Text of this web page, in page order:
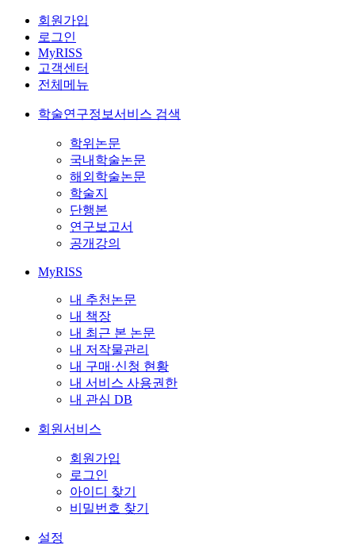
회원가입
로그인
MyRISS
고객센터
전체메뉴
학술연구정보서비스 검색
학위논문
국내학술논문
해외학술논문
학술지
단행본
연구보고서
공개강의
MyRISS
내 추천논문
내 책장
내 최근 본 논문
내 저작물관리
내 구매·신청 현황
내 서비스 사용권한
내 관심 DB
회원서비스
회원가입
로그인
아이디 찾기
비밀번호 찾기
설정